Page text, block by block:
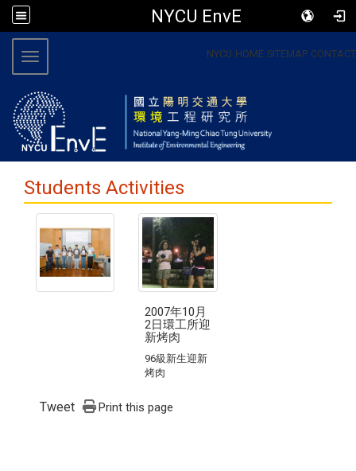
NYCU EnvE
NYCU HOME SITEMAP CONTACT
Toggle navigation
Students Activities
2007年10月
2日環工所迎
新烤肉
96級新生迎新
烤肉
Tweet Print this page